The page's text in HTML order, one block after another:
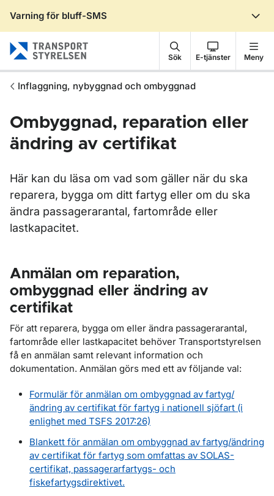
Varning för bluff-SMS
Sök E-tjänster Meny
Inflaggning, nybyggnad och ombyggnad
Ombyggnad, reparation eller
ändring av certifikat
Här kan du läsa om vad som gäller när du ska
reparera, bygga om ditt fartyg eller om du ska
ändra passagerarantal, fartområde eller
lastkapacitet.
Anmälan om reparation,
ombyggnad eller ändring av
certifikat
För att reparera, bygga om eller ändra passagerarantal,
fartområde eller lastkapacitet behöver Transportstyrelsen
få en anmälan samt relevant information och
dokumentation. Anmälan görs med ett av följande val:
Formulär för anmälan om ombyggnad av fartyg/
ändring av certifikat för fartyg i nationell sjöfart (i
enlighet med TSFS 2017:26)
Blankett för anmälan om ombyggnad av fartyg/ändring
av certifikat för fartyg som omfattas av SOLAS-
certifikat, passagerarfartygs- och
fiskefartygsdirektivet.